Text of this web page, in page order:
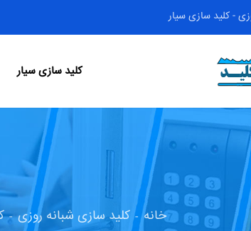
- کلید سازی سیار
کلید سازی سیار
خانه کلید سازی شبانه روزی